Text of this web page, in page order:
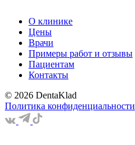
О клинике
Цены
Врачи
Примеры работ и отзывы
Пациентам
Контакты
© 2026 DentaKlad
Политика конфиденциальности